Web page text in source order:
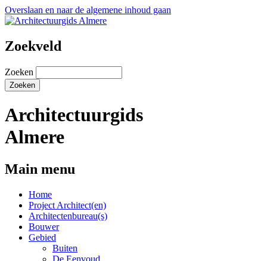
Overslaan en naar de algemene inhoud gaan
Zoekveld
Zoeken
Architectuurgids
Almere
Main menu
Home
Project Architect(en)
Architectenbureau(s)
Bouwer
Gebied
Buiten
De Eenvoud